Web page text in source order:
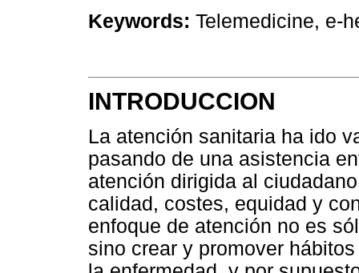
Keywords: Telemedicine, e-
INTRODUCCION
La atención sanitaria ha ido
pasando de una asistencia
atención dirigida al
calidad, costes, equidad y
enfoque de atención no es
sino crear y promover